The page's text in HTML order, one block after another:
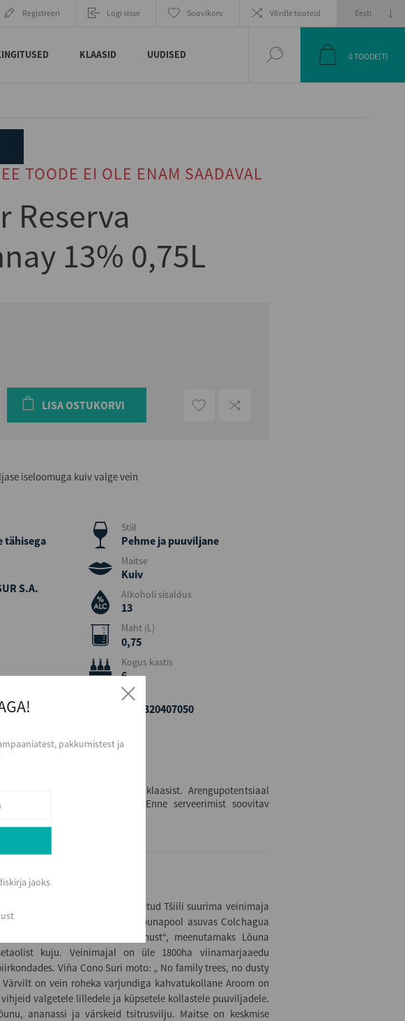
Registreeri Logi sisse Soovikorv Võrdle tooteid
KLAASID UUDISED 0TOODE(T)
TOODE EI OLE ENAM SAADAVAL
Reserva
13% 0,75L
LISA OSTUKORVI
iseloomuga kuiv valge vein
tähisega
S.A.
Stiil
Pehme ja puuviljane
Maitse
Kuiv
Alkoholi sisaldus
13
Maht (L)
0,75
Kogus kastis
6
EAN
7804320407050
burgundia tüüpi veiniklaasist. Arengupotentsiaal
veini aastakäiku. Enne serveerimist soovitav
veinitootja, mis on asutatud Tšiili suurima veinimaja
1993. aastal Santiagost lõunapool asuvas Colchagua
tähendab tõlkes „lõuna koonust“, meenutamaks Lõuna
kuju. Veinimajal on üle 1800ha viinamarjaaedu
Viña Cono Suri moto: „ No family trees, no dusty
on vein roheka varjundiga kahvatukollane Aroom on
valgetele lilledele ja küpsetele kollastele puuviljadele.
ananassi ja värskeid tsitrusvilju. Maitse on keskmise
pakkumistest ja
jaoks